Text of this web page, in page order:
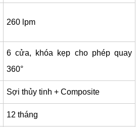
260 lpm
6 cửa, khóa kẹp cho phép quay
360°
Sợi thủy tinh + Composite
12 tháng